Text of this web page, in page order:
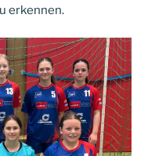
erkennen.